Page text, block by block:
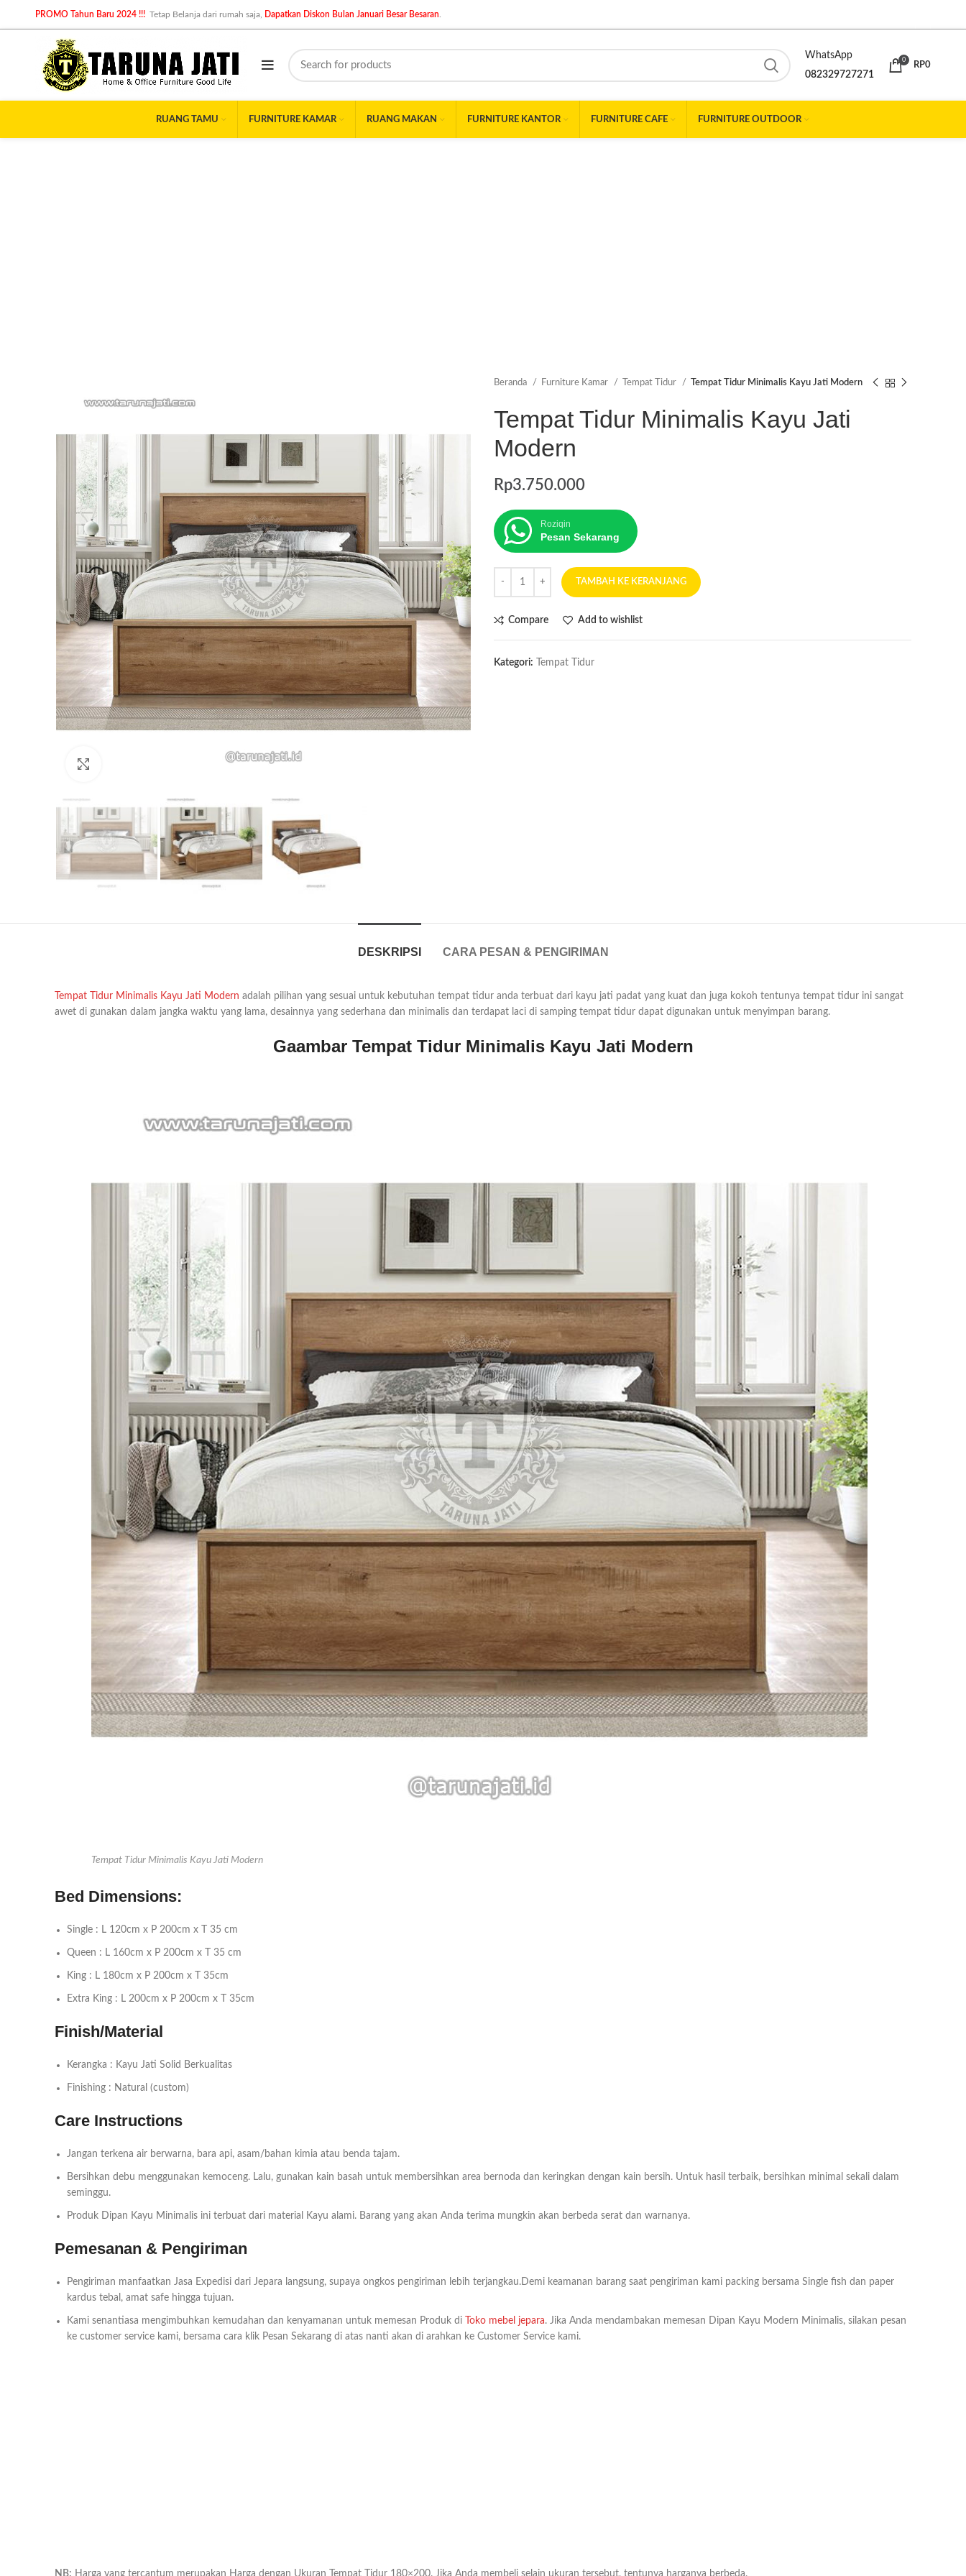
PROMO Tahun Baru 2024 !!! Tetap Belanja dari rumah saja, Dapatkan Diskon Bulan Januari Besar Besaran
WhatsApp
082329727271
0
RP0
RUANG TAMU FURNITURE KAMAR RUANG MAKAN FURNITURE KANTOR FURNITURE CAFE FURNITURE OUTDOOR
Beranda Furniture Kamar Tempat Tidur Tempat Tidur Minimalis Kayu Jati Modern
Tempat Tidur Minimalis Kayu Jati
Modern
Rp3.750.000
Roziqin
Pesan Sekarang
TAMBAH KE KERANJANG
Compare Add to wishlist
Kategori: Tempat Tidur
DESKRIPSI CARA PESAN & PENGIRIMAN
Tempat Tidur Minimalis Kayu Jati Modern adalah pilihan yang sesuai untuk kebutuhan tempat tidur anda terbuat dari kayu jati padat yang kuat dan juga kokoh tentunya tempat tidur ini sangat
awet di gunakan dalam jangka waktu yang lama, desainnya yang sederhana dan minimalis dan terdapat laci di samping tempat tidur dapat digunakan untuk menyimpan barang.
Gaambar Tempat Tidur Minimalis Kayu Jati Modern
Tempat Tidur Minimalis Kayu Jati Modern
Bed Dimensions:
Single : L 120cm x P 200cm x T 35 cm
Queen : L 160cm x P 200cm x T 35 cm
King : L 180cm x P 200cm x T 35cm
Extra King : L 200cm x P 200cm x T 35cm
Finish/Material
Kerangka : Kayu Jati Solid Berkualitas
Finishing : Natural (custom)
Care Instructions
Jangan terkena air berwarna, bara api, asam/bahan kimia atau benda tajam.
Bersihkan debu menggunakan kemoceng. Lalu, gunakan kain basah untuk membersihkan area bernoda dan keringkan dengan kain bersih. Untuk hasil terbaik, bersihkan minimal sekali dalam
seminggu.
Produk Dipan Kayu Minimalis ini terbuat dari material Kayu alami. Barang yang akan Anda terima mungkin akan berbeda serat dan warnanya.
Pemesanan & Pengiriman
Pengiriman manfaatkan Jasa Expedisi dari Jepara langsung, supaya ongkos pengiriman lebih terjangkau.Demi keamanan barang saat pengiriman kami packing bersama Single fish dan paper
kardus tebal, amat safe hingga tujuan.
Kami senantiasa mengimbuhkan kemudahan dan kenyamanan untuk memesan Produk di Toko mebel jepara. Jika Anda mendambakan memesan Dipan Kayu Modern Minimalis, silakan pesan
ke customer service kami, bersama cara klik Pesan Sekarang di atas nanti akan di arahkan ke Customer Service kami.